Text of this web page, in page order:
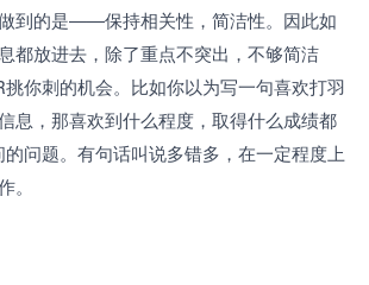
到的是——保持相关性，简洁性。因此如
都放进去，除了重点不突出，不够简洁
你刺的机会。比如你以为写一句喜欢打羽
息，那喜欢到什么程度，取得什么成绩都
问题。有句话叫说多错多，在一定程度上
。